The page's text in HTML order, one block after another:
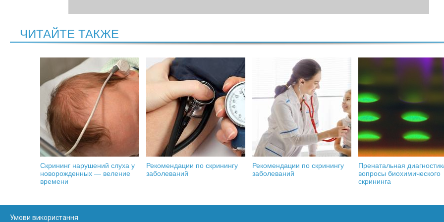
ЧИТАЙТЕ ТАКЖЕ
Скрининг нарушений слуха у
новорожденных — веление
времени
Рекомендации по скринингу
заболеваний
Рекомендации по скринингу
заболеваний
Пренатальная
вопросы биохимического
скрининга
Умови використання